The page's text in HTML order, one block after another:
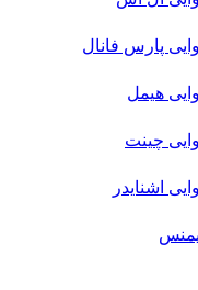
پارس فانال
هیمل
چینت
اشنایدر